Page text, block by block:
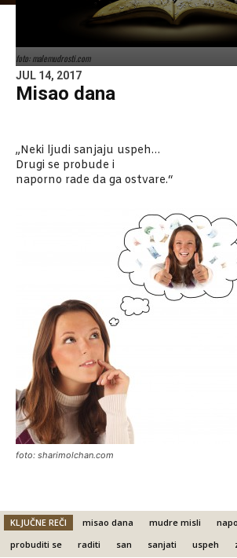
foto: malemudrosti.com
JUL 14, 2017
Misao dana
„Neki ljudi sanjaju uspeh…
Drugi se probude i
naporno rade da ga ostvare.“
foto: sharimolchan.com
KLJUČNE REČI misao dana mudre misli
probuditi se
raditi san sanjati uspeh